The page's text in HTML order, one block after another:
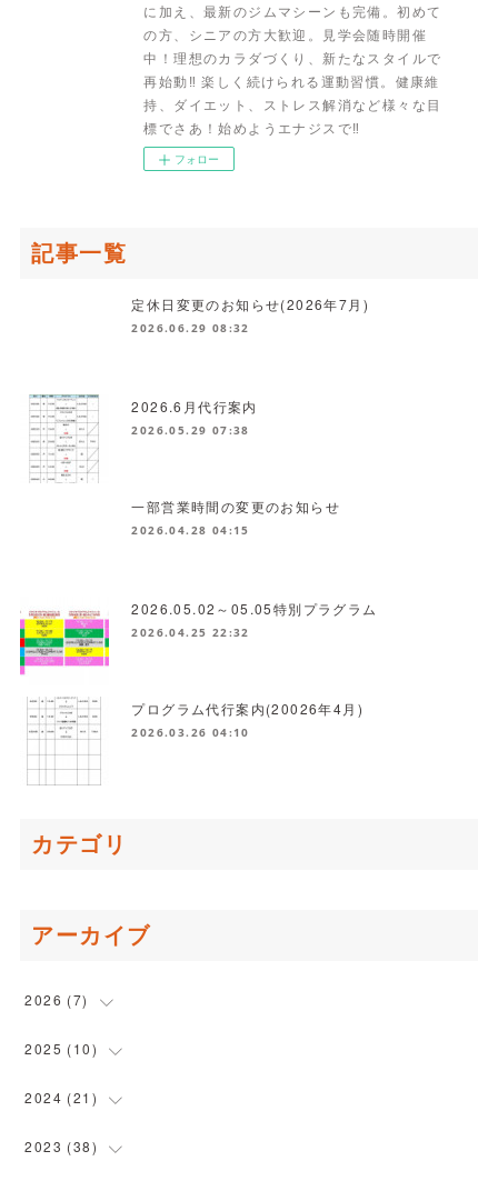
に加え、最新のジムマシーンも完備。初めて
の方、シニアの方大歓迎。見学会随時開催
中！理想のカラダづくり、新たなスタイルで
再始動‼ 楽しく続けられる運動習慣。健康維
持、ダイエット、ストレス解消など様々な目
標でさあ！始めようエナジスで‼
フォロー
記事一覧
定休日変更のお知らせ(2026年7月)
2026.06.29 08:32
2026.6月代行案内
2026.05.29 07:38
一部営業時間の変更のお知らせ
2026.04.28 04:15
2026.05.02～05.05特別プラグラム
2026.04.25 22:32
プログラム代行案内(20026年4月)
2026.03.26 04:10
カテゴリ
アーカイブ
2026 (7)
(1)
(1 )
(2)
2025 (10)
(1 )
(2)
2024 (21 )
(2)
2023 (38)